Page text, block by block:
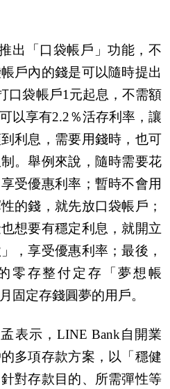
出「口袋帳戶」功能，不
戶內的錢是可以隨時提出
口袋帳戶1元起息，不需額
以享有2.2％活存利率，讓
利息，需要用錢時，也可
。舉例來說，隨時需要花
受優惠利率；暫時不會用
的錢，就先放口袋帳戶；
想要有穩定利息，就開立
，享受優惠利率；最後，
零存整付定存「夢想帳
固定存錢圓夢的用戶。
表示，LINE Bank自開業
多項存款方案，以「穩健
對存款目的、所需彈性等